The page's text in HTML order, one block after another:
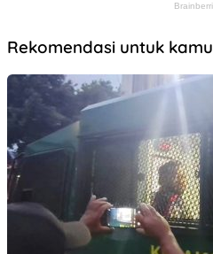
Rekomendasi untuk kamu